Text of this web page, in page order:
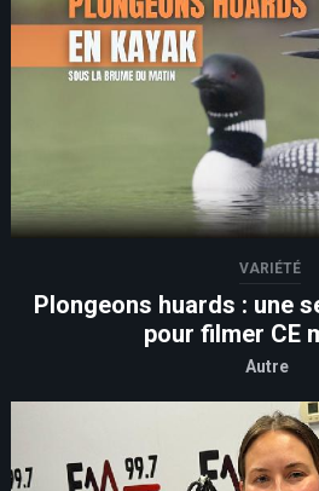
VARIÉTÉ
Plongeons huards : une
pour filmer CE
Autre